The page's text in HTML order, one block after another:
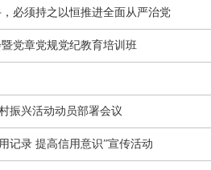
必须持之以恒推进全面从严治党
党章党规党纪教育培训班
振兴活动动员部署会议
记录 提高信用意识”宣传活动